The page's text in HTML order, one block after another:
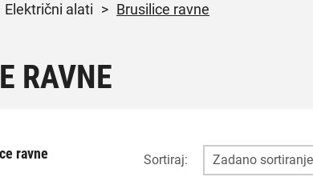
električni alati > Brusilice ravne
RAVNE
ravne
Sortiraj: